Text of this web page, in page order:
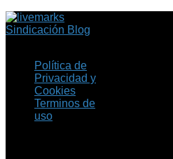
Sindicación Blog
Política de
Privacidad y
Cookies
Terminos de
uso